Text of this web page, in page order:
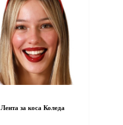
Лента за коса Коледа